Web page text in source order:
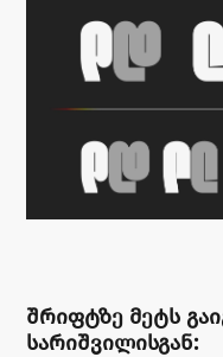
შრიფტზე მეტს
სარიშვილისგან: